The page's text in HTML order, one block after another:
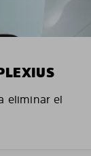
eliminar el